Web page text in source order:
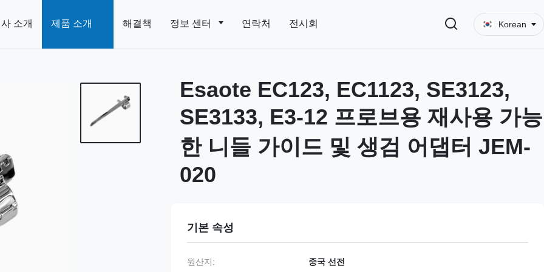
소개 제품 소개 해결책 정보 센터 연락처 전시회 Korean
Esaote EC123, EC1123, SE3123,
SE3133, E3-12 프로브용 재사용 가능
한 니들 가이드 및 생검 어댑터 JEM-
020
기본 속성
원산지: 중국 선전